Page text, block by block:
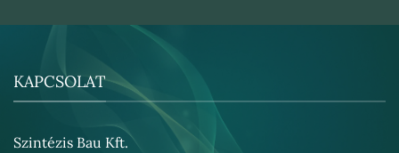
KAPCSOLAT
Szintézis Bau Kft.